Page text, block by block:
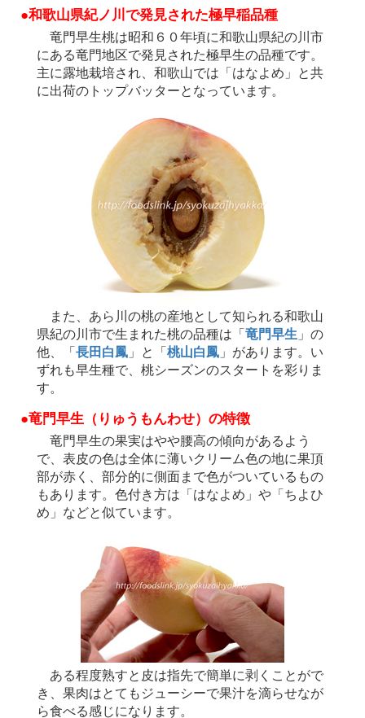
●和歌山県紀ノ川で発見された極早稲品種
竜門早生桃は昭和６０年頃に和歌山県紀の川市
にある竜門地区で発見された極早生の品種です。
主に露地栽培され、和歌山では「はなよめ」と共
に出荷のトップバッターとなっています。
また、あら川の桃の産地として知られる和歌山
県紀の川市で生まれた桃の品種は「 竜門早生 」の
他、「 長田白鳳 」と「 桃山白鳳 」があります。い
ずれも早生種で、桃シーズンのスタートを彩りま
す。
●竜門早生（りゅうもんわせ）の特徴
竜門早生の果実はやや腰高の傾向があるよう
で、表皮の色は全体に薄いクリーム色の地に果頂
部が赤く、部分的に側面まで色がついているもの
もあります。色付き方は「はなよめ」や「ちよひ
め」などと似ています。
ある程度熟すと皮は指先で簡単に剥くことがで
き、果肉はとてもジューシーで果汁を滴らせなが
ら食べる感じになります。